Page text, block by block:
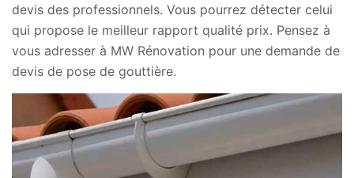
devis des professionnels. Vous pourrez détecter celui
qui propose le meilleur rapport qualité prix. Pensez à
vous adresser à MW Rénovation pour une demande de
devis de pose de gouttière.